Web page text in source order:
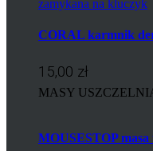
CORAL karmnik
15,00 zł
MASY
MOUSESTOP